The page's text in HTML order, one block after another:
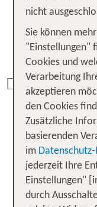
Previous
nicht
Sie können
"Einstellungen"
Cookies und
Verarbeitung
akzeptieren
den Cookies
Zusätzliche
basierenden
im
jederzeit Ihre
Einstellungen"
durch